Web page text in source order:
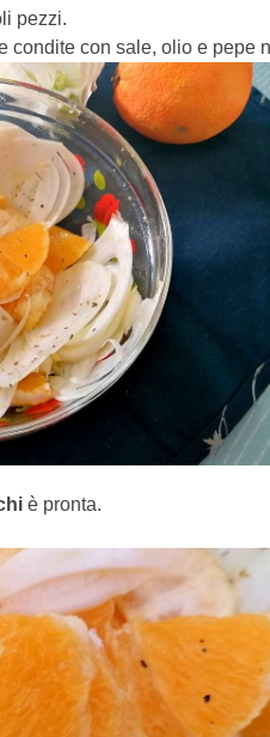
pezzi.
condite con sale, olio e pepe
è pronta.